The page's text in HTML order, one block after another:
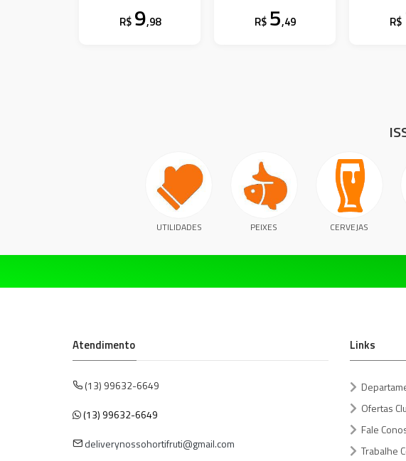
R$ 9,98 R$ 5,49 R$
UTILIDADES PEIXES CERVEJAS
Atendimento
(13) 99632-6649
(13) 99632-6649
deliverynossohortifruti@gmail.com
Links
Ofertas
Fale
Trabalhe